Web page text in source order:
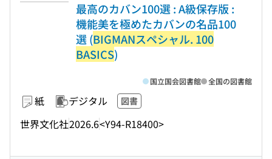
最高のカバン100選 : A級保存版 :
機能美を極めたカバンの名品100
選 (BIGMANスペシャル. 100
BASICS)
紙 デジタル 図書
世界文化社2026.6<Y94-R18400>
国立国会図書館 全国の図書館